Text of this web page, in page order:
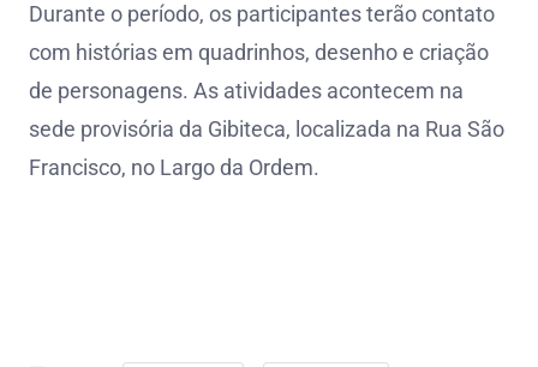
Durante o período, os participantes terão contato
com histórias em quadrinhos, desenho e criação
de personagens. As atividades acontecem na
sede provisória da Gibiteca, localizada na Rua São
Francisco, no Largo da Ordem.